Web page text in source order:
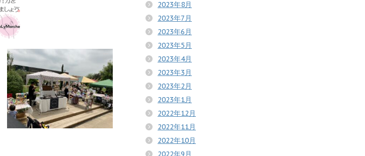
2023年8月
2023年7月
2023年6月
2023年5月
2023年4月
2023年3月
2023年2月
2023年1月
2022年12月
2022年11月
2022年10月
2022年9月